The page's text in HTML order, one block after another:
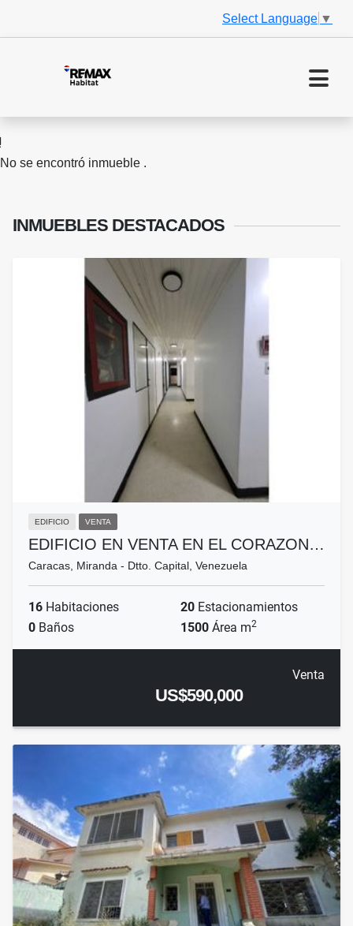
Select Language ▼
No se encontró inmueble .
INMUEBLES DESTACADOS
EDIFICIO VENTA
EDIFICIO EN VENTA EN EL CORAZON…
Caracas, Miranda - Dtto. Capital, Venezuela
16 Habitaciones 20 Estacionamientos
0 Baños 1500 Área m2
Venta
US$590,000